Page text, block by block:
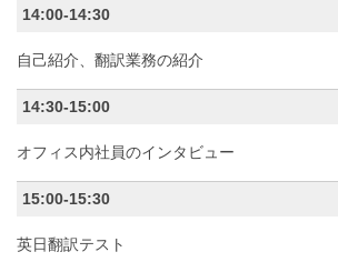
14:00-14:30
自己紹介、翻訳業務の紹介
14:30-15:00
オフィス内社員のインタビュー
15:00-15:30
英日翻訳テスト